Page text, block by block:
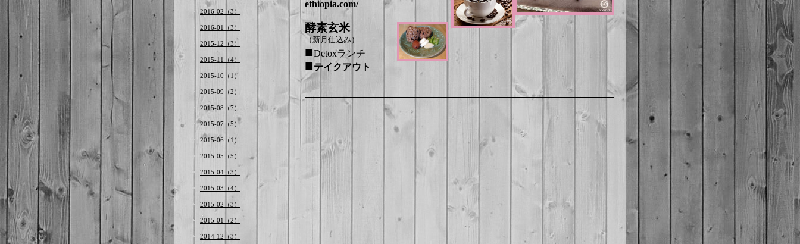
ethiopia.com/
酵素玄米
（新月仕込み）
■Detoxランチ
■テイクアウト
2016-02（3）
2016-01（3）
2015-12（3）
2015-11（4）
2015-10（1）
2015-09（2）
2015-08（7）
2015-07（5）
2015-06（1）
2015-05（5）
2015-04（3）
2015-03（4）
2015-02（3）
2015-01（2）
2014-12（3）